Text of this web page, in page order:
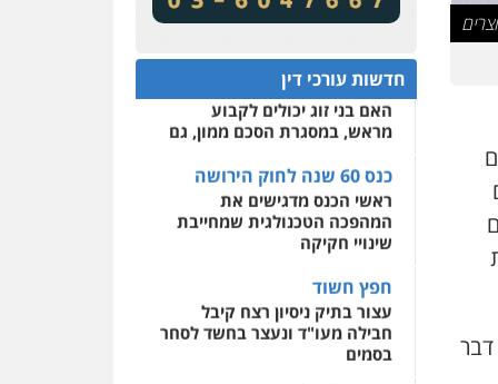
דבר
שירותים מקצועיים לעורכי
דין
0522508109
אחסון אתרים
מהירות הגנה גיבוי
לעורכי דין
מרכז התחלה חדשה
אסירים
שירותים מקצועיים לעורכי
דין
0544500346
חדשות עורכי דין
מע"מ ומוסדות ללא כוונת רווח
המתח שבין חוק יחסי ממון
לבין חוק הירושה
האם בני זוג יכולים לקבוע
מראש, במסגרת הסכם ממון, גם
כנס 60 שנה לחוק הירושה
ראשי הכנס מדגישים את
המהפכה הטכנולגית שמחייבת
שינויי חקיקה
חפץ חשוד
עצור בתיק ניסיון רצח קיבל
חבילה מעו"ד ונעצר בחשד לסחר
בסמים